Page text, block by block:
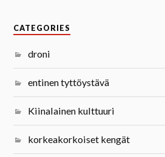
CATEGORIES
droni
entinen tyttöystävä
Kiinalainen kulttuuri
korkeakorkoiset kengät